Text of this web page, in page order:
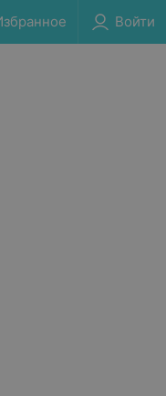
Войти